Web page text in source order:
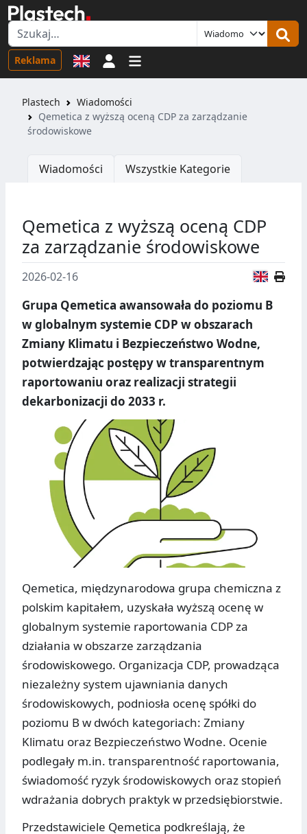
Reklama Logowanie
Plastech
Wiadomości
Qemetica z wyższą oceną CDP za zarządzanie
środowiskowe
Wiadomości Wszystkie Kategorie
Qemetica z wyższą oceną CDP
za zarządzanie środowiskowe
2026-02-16
Grupa Qemetica awansowała do poziomu B
w globalnym systemie CDP w obszarach
Zmiany Klimatu i Bezpieczeństwo Wodne,
potwierdzając postępy w transparentnym
raportowaniu oraz realizacji strategii
dekarbonizacji do 2033 r.
Qemetica, międzynarodowa grupa chemiczna z
polskim kapitałem, uzyskała wyższą ocenę w
globalnym systemie raportowania CDP za
działania w obszarze zarządzania
środowiskowego. Organizacja CDP, prowadząca
niezależny system ujawniania danych
środowiskowych, podniosła ocenę spółki do
poziomu B w dwóch kategoriach: Zmiany
Klimatu oraz Bezpieczeństwo Wodne. Ocenie
podlegały m.in. transparentność raportowania,
świadomość ryzyk środowiskowych oraz stopień
wdrażania dobrych praktyk w przedsiębiorstwie.
Przedstawiciele Qemetica podkreślają, że